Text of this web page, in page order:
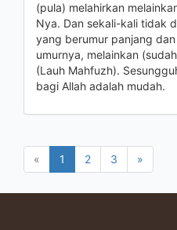
(pula) melahirkan
Nya. Dan sekali-kali tidak
yang berumur panjang
umurnya, melainkan
(Lauh Mahfuzh).
bagi Allah adalah mudah.
« 1 2 3 »